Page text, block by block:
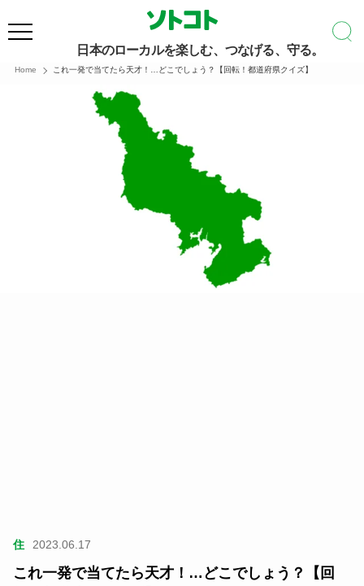
日本のローカルを楽しむ、つなげる、守る。
Home これ一発で当てたら天才！…どこでしょう？【回転！都道府県クイズ】
住 2023.06.17
これ一発で当てたら天才！…どこでしょう？【回